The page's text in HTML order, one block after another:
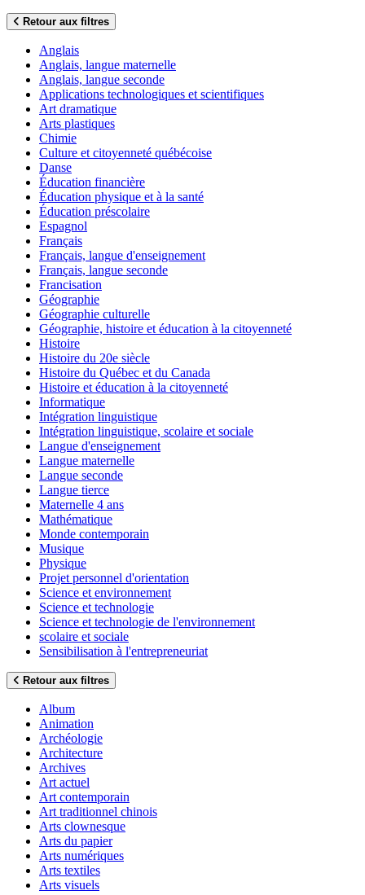
Retour aux filtres
Anglais
Anglais, langue maternelle
Anglais, langue seconde
Applications technologiques et scientifiques
Art dramatique
Arts plastiques
Chimie
Culture et citoyenneté québécoise
Danse
Éducation financière
Éducation physique et à la santé
Éducation préscolaire
Espagnol
Français
Français, langue d'enseignement
Français, langue seconde
Francisation
Géographie
Géographie culturelle
Géographie, histoire et éducation à la citoyenneté
Histoire
Histoire du 20e siècle
Histoire du Québec et du Canada
Histoire et éducation à la citoyenneté
Informatique
Intégration linguistique
Intégration linguistique, scolaire et sociale
Langue d'enseignement
Langue maternelle
Langue seconde
Langue tierce
Maternelle 4 ans
Mathématique
Monde contemporain
Musique
Physique
Projet personnel d'orientation
Science et environnement
Science et technologie
Science et technologie de l'environnement
scolaire et sociale
Sensibilisation à l'entrepreneuriat
Retour aux filtres
Album
Animation
Archéologie
Architecture
Archives
Art actuel
Art contemporain
Art traditionnel chinois
Arts clownesque
Arts du papier
Arts numériques
Arts textiles
Arts visuels